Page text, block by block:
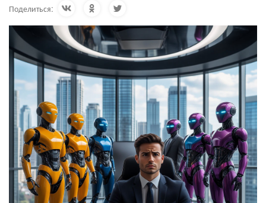
Поделиться: